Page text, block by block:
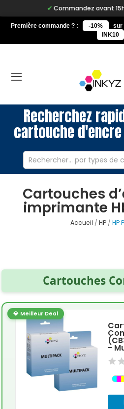
Commandez avant 15h,
Première commande ? : -10%
sur
INK10
Recherchez
cartouche
Cartouches
imprimante
Accueil HP HP
Cartouches
💎 Meilleur Deal
-